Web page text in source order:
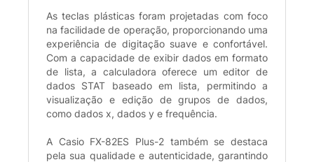
As teclas plásticas foram projetadas com foco
na facilidade de operação, proporcionando uma
experiência de digitação suave e confortável.
Com a capacidade de exibir dados em formato
de lista, a calculadora oferece um editor de
dados STAT baseado em lista, permitindo a
visualização e edição de grupos de dados,
como dados x, dados y e frequência.
A Casio FX-82ES Plus-2 também se destaca
pela sua qualidade e autenticidade, garantindo